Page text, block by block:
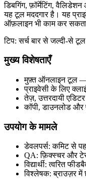
डिबगिंग, फ़ॉर्मेटिंग,
यह टूल मददगार है। यह
ऑफ़लाइन भी काम कर
टिप: सर्च बार से जल्दी‑से
मुख्य विशेषताएँ
मुफ़्त ऑनलाइन टूल —
प्राइवेसी के लिए
तेज़, उत्तरदायी
कॉपी, डाउनलोड और
उपयोग के मामले
डेवलपर्स: कमिट से
QA: फ़िक्स्चर और
विद्यार्थी: त्वरित
विश्लेषक: ब्राउज़र में